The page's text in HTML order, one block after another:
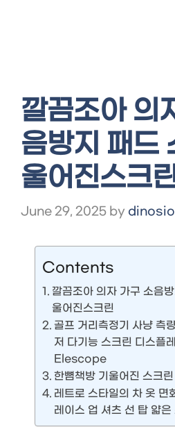
깔끔조아 의
음방지 패드
울어진스크
June 29, 2025 by
Contents
깔끔조아 의자 가구 소음
울어진스크린
골프 거리측정기 사냥 측
저 다기능 스크린 디스플
Elescope
한뼘책방 기울어진 스크
레트로 스타일의 차 옷 면
레이스 업 셔츠 선 탑 얇은